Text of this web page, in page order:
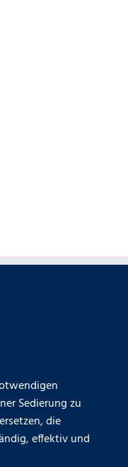
Sedierung zu
die
effektiv und